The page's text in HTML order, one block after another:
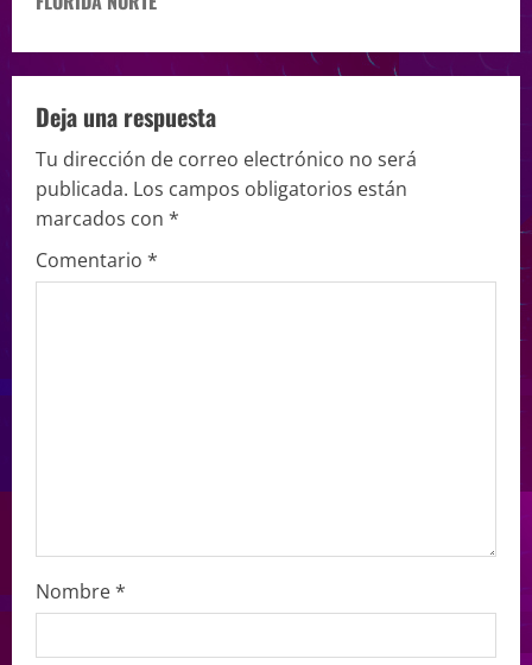
Deja una respuesta
Tu dirección de correo electrónico no será
publicada. Los campos obligatorios están
marcados con *
Comentario *
Nombre*